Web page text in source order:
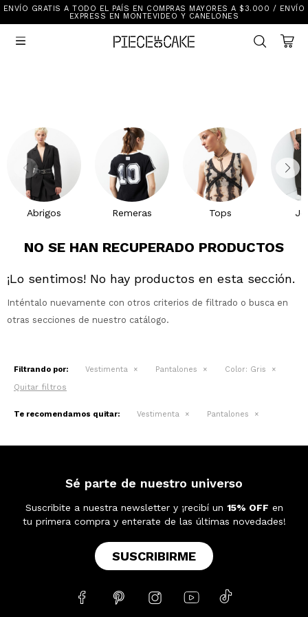
ENVÍO GRATIS A TODO EL PAÍS EN COMPRAS MAYORES A $3.000 / ENVÍO
EXPRESS EN MONTEVIDEO Y CANELONES

Abrigos Remeras Tops
NO SE HAN RECUPERADO PRODUCTOS
¡Lo sentimos! No hay productos en esta sección.
Inténtalo nuevamente con otros criterios de filtrado o busca en
otras secciones de nuestro catálogo.
Filtrando por: Vestimenta Pantalones Color: Gris
Quitar filtros
Te recomendamos quitar: Vestimenta Pantalones
Sé parte de nuestro universo
Suscribite a nuestra newsletter y ¡recibí un 15% OFF en
tu primera compra y enterate de las últimas novedades!
SUSCRIBIRME
    
Sale
New In
Mi cuenta
Ayuda
Ver Todo
Vestimenta